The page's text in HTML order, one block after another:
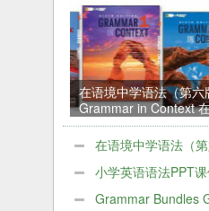
在语境中学语法（第六
Grammar in Context
境交流中把语法用准确
在语境中学语法（
中把语法用准确
小学英语语法PPT
Grammar Bundles